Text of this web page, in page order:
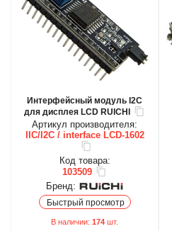
Интерфейсный модуль I2C
для дисплея LCD RUICHI
Артикул производителя:
IIC/I2C / interface LCD-1602
Код товара:
103509
Бренд:
Быстрый просмотр
В наличии: 174 шт.